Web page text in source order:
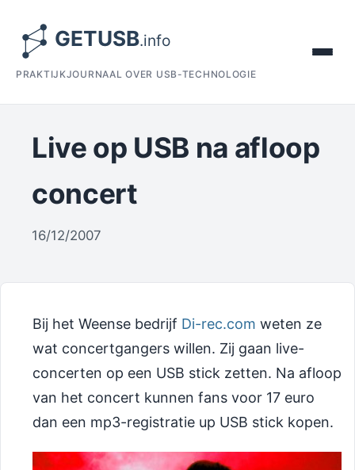
PRAKTIJKJOURNAAL OVER USB-TECHNOLOGIE
Live op USB na afloop
concert
16/12/2007
Bij het Weense bedrijf Di-rec.com weten ze
wat concertgangers willen. Zij gaan live-
concerten op een USB stick zetten. Na afloop
van het concert kunnen fans voor 17 euro
dan een mp3-registratie up USB stick kopen.